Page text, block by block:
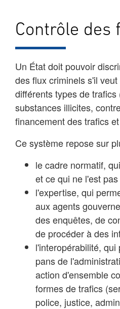
Contrôle des
Un État doit pouvoir
des flux criminels s'il
différents types de trafics
substances illicites,
financement des trafics
Ce système repose sur
le cadre normatif,
et ce qui ne l'est pas
l'expertise, qui
aux agents
des enquêtes, de
de procéder à des
l'interopérabilité,
pans de
action d'ensemble
formes de trafics
police, justice,